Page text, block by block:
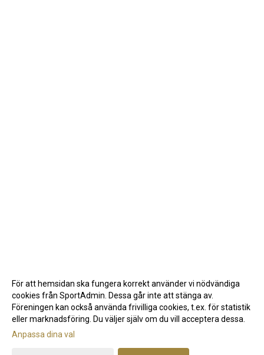
Gå till Webbversion
För att hemsidan ska fungera korrekt använder vi nödvändiga
cookies från SportAdmin. Dessa går inte att stänga av.
Föreningen kan också använda frivilliga cookies, t.ex. för statistik
eller marknadsföring. Du väljer själv om du vill acceptera dessa.
Anpassa dina val